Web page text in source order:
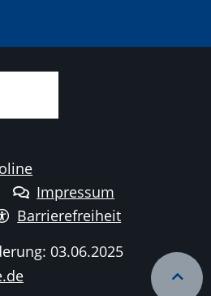
Impressum
Barrierefreiheit
03.06.2025